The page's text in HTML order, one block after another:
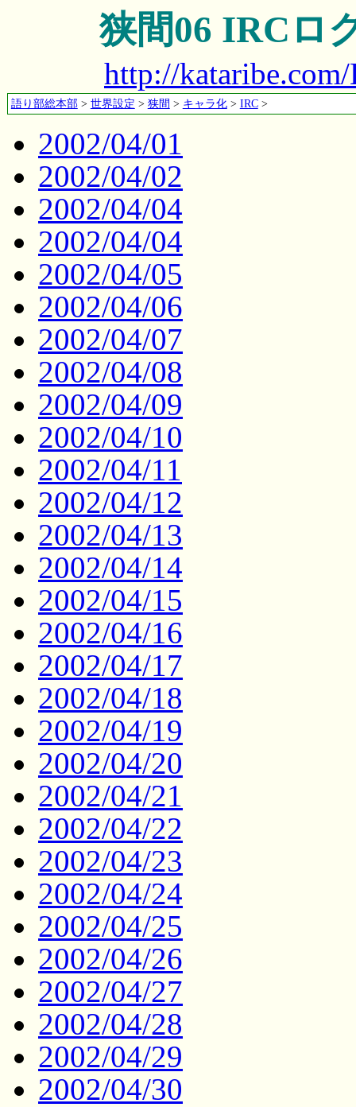
狭間06 IRCロ
http://
語り部総本部> 世界設定 > 狭間 > キャラ化> IRC>
2002/04/01
2002/04/02
2002/04/04
2002/04/04
2002/04/05
2002/04/06
2002/04/07
2002/04/08
2002/04/09
2002/04/10
2002/04/11
2002/04/12
2002/04/13
2002/04/14
2002/04/15
2002/04/16
2002/04/17
2002/04/18
2002/04/19
2002/04/20
2002/04/21
2002/04/22
2002/04/23
2002/04/24
2002/04/25
2002/04/26
2002/04/27
2002/04/28
2002/04/29
2002/04/30